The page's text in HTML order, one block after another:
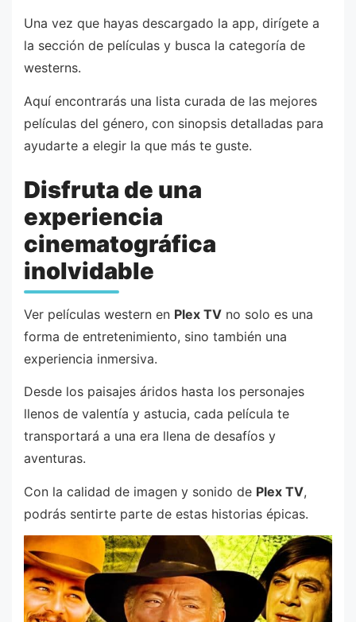
Una vez que hayas descargado la app, dirígete a
la sección de películas y busca la categoría de
westerns.
Aquí encontrarás una lista curada de las mejores
películas del género, con sinopsis detalladas para
ayudarte a elegir la que más te guste.
Disfruta de una
experiencia
cinematográfica
inolvidable
Ver películas western en Plex TV no solo es una
forma de entretenimiento, sino también una
experiencia inmersiva.
Desde los paisajes áridos hasta los personajes
llenos de valentía y astucia, cada película te
transportará a una era llena de desafíos y
aventuras.
Con la calidad de imagen y sonido de Plex TV,
podrás sentirte parte de estas historias épicas.